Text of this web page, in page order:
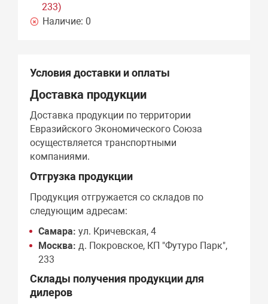
233)
Наличие: 0
Условия доставки и оплаты
Доставка продукции
Доставка продукции по территории
Евразийского Экономического Союза
осуществляется транспортными
компаниями.
Отгрузка продукции
Продукция отгружается со складов по
следующим адресам:
Самара: ул. Кричевская, 4
Москва: д. Покровское, КП "Футуро Парк",
233
Склады получения продукции для
дилеров